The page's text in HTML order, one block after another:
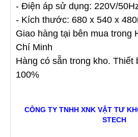
- Điện áp sử dụng: 220V/
- Kích thước: 680 x 540 x
Giao hàng tại bên mua trong
Chí Minh
Hàng có sẵn trong kho. Thiết
100%
CÔNG TY TNHH XNK VẬT TƯ
STECH